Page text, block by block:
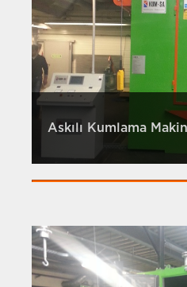
Askılı Kumlama